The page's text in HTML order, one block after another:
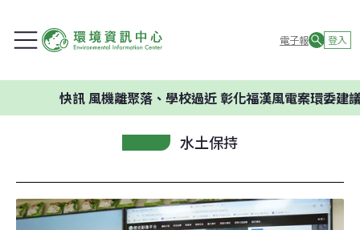
電子報 登入
風機離聚落、學校過近 彰化福漢風電案環委建議不應開發
水土保持